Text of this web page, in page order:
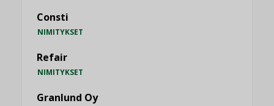
Consti
NIMITYKSET
Refair
NIMITYKSET
Granlund Oy